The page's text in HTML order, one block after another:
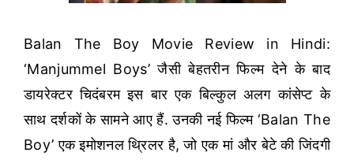
Balan The Boy Movie Review in Hindi:
‘Manjummel Boys’ जैसी बेहतरीन फिल्म देने के बाद
डायरेक्टर चिदंबरम इस बार एक बिल्कुल अलग कांसेप्ट के
साथ दर्शकों के सामने आए हैं. उनकी नई फिल्म ‘Balan The
Boy’ एक इमोशनल थ्रिलर है, जो एक मां और बेटे की जिंदगी